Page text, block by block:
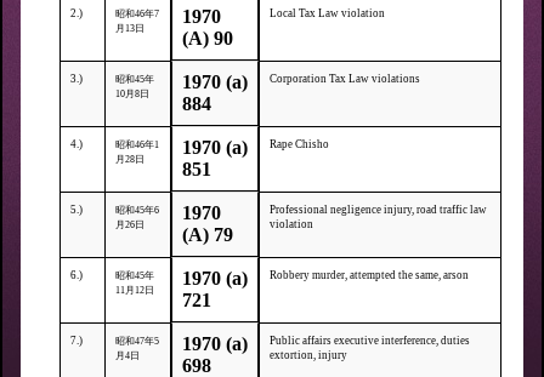
2.)
昭和46年7
月13日
1970
(A) 90
Local Tax Law violation
3.)
昭和45年
10月8日
1970 (a)
884
Corporation Tax Law violations
4.)
昭和46年1
月28日
1970 (a)
851
Rape Chisho
5.)
昭和45年6
月26日
1970
(A) 79
Professional negligence injury, road traffic law
violation
6.)
昭和45年
11月12日
1970 (a)
721
Robbery murder, attempted the same, arson
7.)
昭和47年5
月4日
1970 (a)
698
Public affairs executive interference, duties
extortion, injury